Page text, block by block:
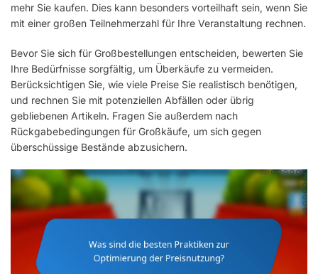
mehr Sie kaufen. Dies kann besonders vorteilhaft sein, wenn Sie
mit einer großen Teilnehmerzahl für Ihre Veranstaltung rechnen.
Bevor Sie sich für Großbestellungen entscheiden, bewerten Sie
Ihre Bedürfnisse sorgfältig, um Überkäufe zu vermeiden.
Berücksichtigen Sie, wie viele Preise Sie realistisch benötigen,
und rechnen Sie mit potenziellen Abfällen oder übrig
gebliebenen Artikeln. Fragen Sie außerdem nach
Rückgabebedingungen für Großkäufe, um sich gegen
überschüssige Bestände abzusichern.